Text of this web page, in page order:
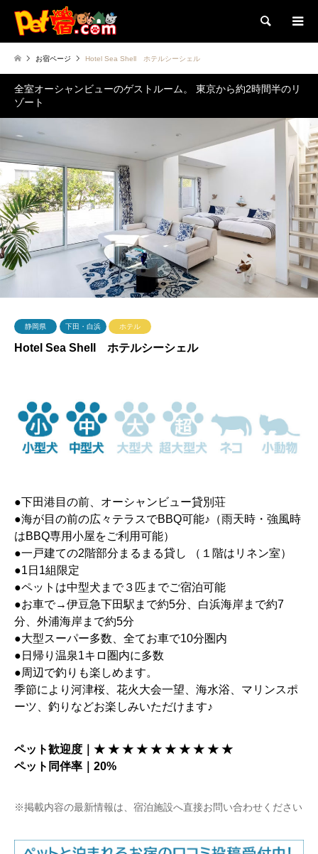
検索
お宿ページ Hotel Sea Shell ホテルシーシェル
全室オーシャンビューのゲストルーム。 東京から約2時間半のリ
ゾート
静岡県 下田・白浜 ホテル
Hotel Sea Shell ホテルシーシェル
●下田港目の前、オーシャンビュー貸別荘
●海が目の前の広々テラスでBBQ可能♪（雨天時・強風時
はBBQ専用小屋をご利用可能）
●一戸建ての2階部分まるまる貸し （１階はリネン室）
●1日1組限定
●ペットは中型犬まで３匹までご宿泊可能
●お車で→伊豆急下田駅まで約5分、白浜海岸まで約7
分、外浦海岸まで約5分
●大型スーパー多数、全てお車で10分圏内
●日帰り温泉1キロ圏内に多数
●周辺で釣りも楽しめます。
季節により河津桜、花火大会一望、海水浴、マリンスポ
ーツ、釣りなどお楽しみいただけます♪
ペット歓迎度｜★ ★ ★ ★ ★ ★ ★ ★ ★ ★
ペット同伴率｜20%
※掲載内容の最新情報は、宿泊施設へ直接お問い合わせください